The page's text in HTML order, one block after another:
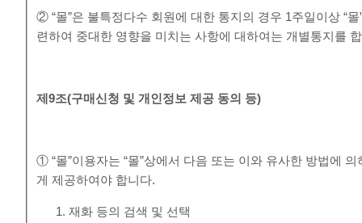
② “몰”은 불특정다수 회원에 대한 통지의 경우 1주일이상 “
련하여 중대한 영향을 미치는 사항에 대하여는 개별통지를
제9조(구매신청 및 개인정보 제공 동의 등)
① “몰”이용자는 “몰”상에서 다음 또는 이와 유사한 방법에
게 제공하여야 합니다.
재화 등의 검색 및 선택